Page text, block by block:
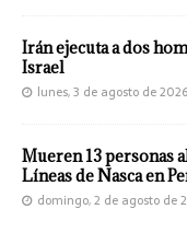
Irán ejecuta a dos
Israel
lunes, 3 de agosto de 2026
Mueren 13 personas
Líneas de Nasca en
domingo, 2 de agosto de